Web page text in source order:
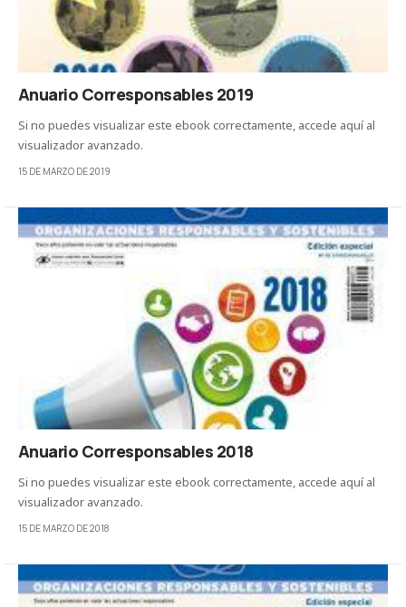
Anuario Corresponsables 2019
Si no puedes visualizar este ebook correctamente, accede aquí al
visualizador avanzado.
15 DE MARZO DE 2019
Anuario Corresponsables 2018
Si no puedes visualizar este ebook correctamente, accede aquí al
visualizador avanzado.
15 DE MARZO DE 2018